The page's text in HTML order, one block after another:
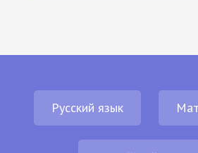
Русский язык